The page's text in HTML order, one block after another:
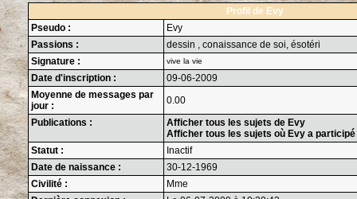
Profil de Evy
Pseudo :
Evy
Passions :
dessin , conaissance de soi, ésotéri
Signature :
vive la vie
Date d'inscription :
09-06-2009
Moyenne de messages par
jour :
0.00
Publications :
Afficher tous les sujets de Evy
Afficher tous les sujets où Evy a participé
Statut :
Inactif
Date de naissance :
30-12-1969
Civilité :
Mme